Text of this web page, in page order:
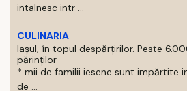
intalnesc intr ...
CULINARIA
Iașul, în topul despărțirilor. Peste
părinților
* mii de familii iesene sunt impărtite
de ...